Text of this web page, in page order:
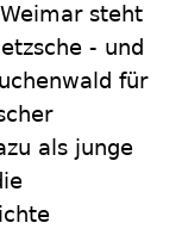
steht
- und
für
als junge